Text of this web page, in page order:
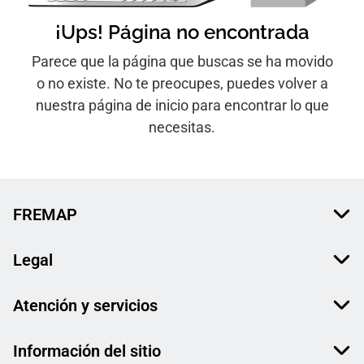
¡Ups! Página no encontrada
Parece que la página que buscas se ha movido
o no existe. No te preocupes, puedes volver a
nuestra página de inicio para encontrar lo que
necesitas.
FREMAP
Legal
Atención y servicios
Información del sitio